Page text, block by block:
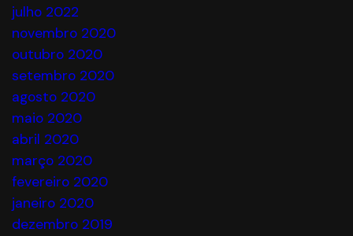
julho 2022
novembro 2020
outubro 2020
setembro 2020
agosto 2020
maio 2020
abril 2020
março 2020
fevereiro 2020
janeiro 2020
dezembro 2019